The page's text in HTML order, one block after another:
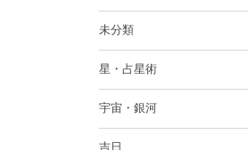
未分類
星・占星術
宇宙・銀河
吉日